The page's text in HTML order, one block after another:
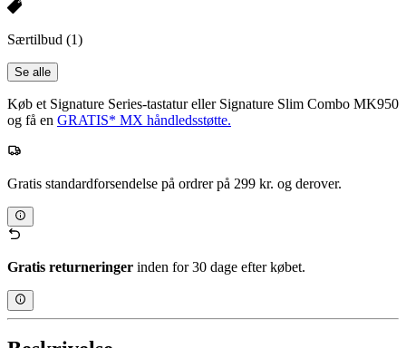
Særtilbud (1)
Se alle
Køb et Signature Series-tastatur eller Signature Slim Combo MK950
og få en GRATIS* MX håndledsstøtte.
Gratis standardforsendelse på ordrer på 299 kr. og derover.
Gratis returneringer inden for 30 dage efter købet.